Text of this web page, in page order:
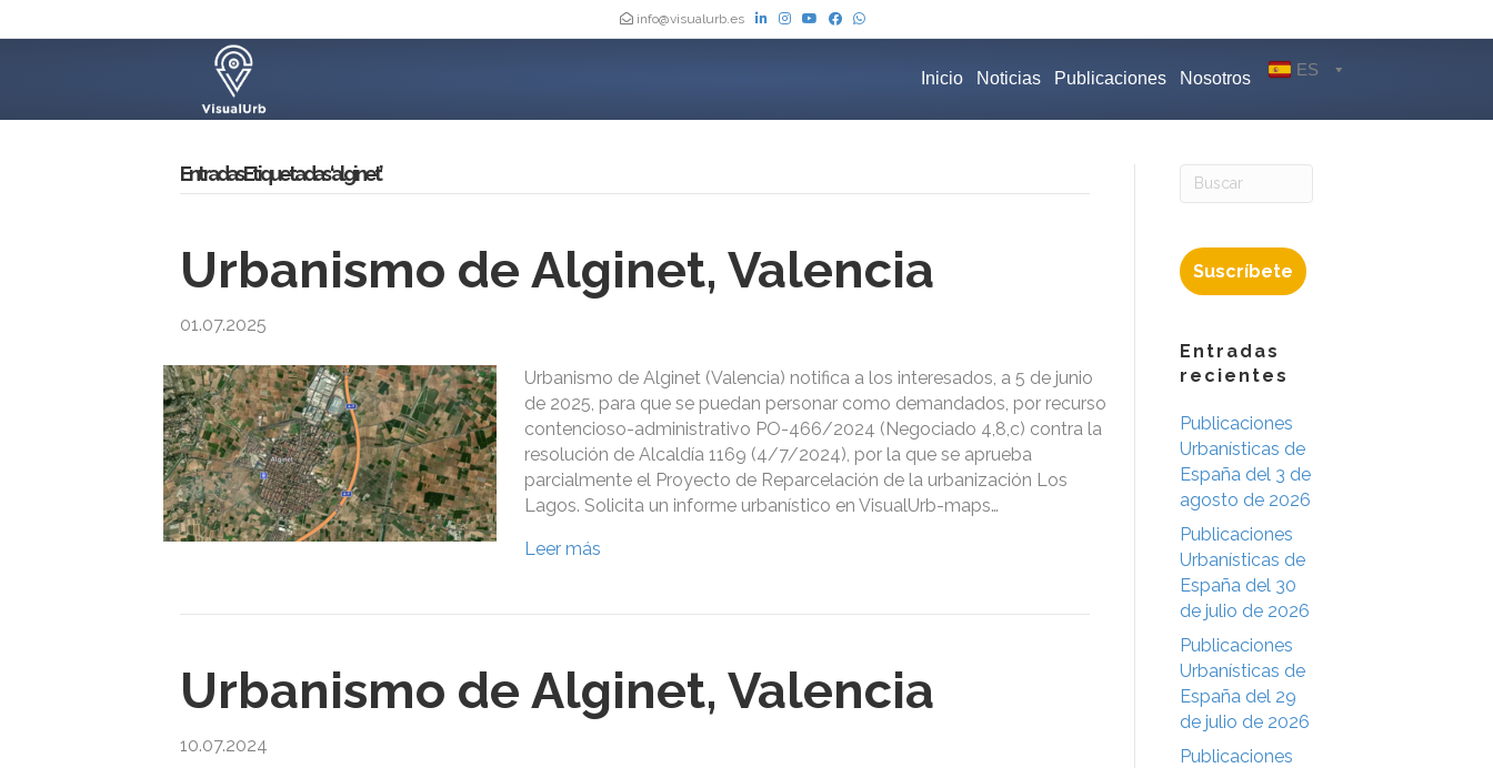
info@visualurb.es
Inicio Noticias Publicaciones Nosotros ES
Entradas Etiquetadas ‘alginet’
Urbanismo de Alginet, Valencia
01.07.2025
Urbanismo de Alginet (Valencia) notifica a los interesados, a 5 de junio
de 2025, para que se puedan personar como demandados, por recurso
contencioso-administrativo PO-466/2024 (Negociado 4,8,c) contra la
resolución de Alcaldía 1169 (4/7/2024), por la que se aprueba
parcialmente el Proyecto de Reparcelación de la urbanización Los
Lagos. Solicita un informe urbanístico en VisualUrb-maps…
Leer más
Urbanismo de Alginet, Valencia
10.07.2024
Suscríbete
Entradas
recientes
Publicaciones
Urbanísticas de
España del 3 de
agosto de 2026
Publicaciones
Urbanísticas de
España del 30
de julio de 2026
Publicaciones
Urbanísticas de
España del 29
de julio de 2026
Publicaciones